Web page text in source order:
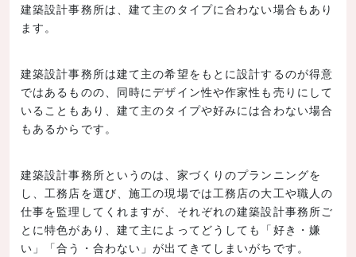
建築設計事務所は、建て主のタイプに合わない場合もあり
ます。
建築設計事務所は建て主の希望をもとに設計するのが得意
ではあるものの、同時にデザイン性や作家性も売りにして
いることもあり、建て主のタイプや好みには合わない場合
もあるからです。
建築設計事務所というのは、家づくりのプランニングを
し、工務店を選び、施工の現場では工務店の大工や職人の
仕事を監理してくれますが、それぞれの建築設計事務所ご
とに特色があり、建て主によってどうしても「好き・嫌
い」「合う・合わない」が出てきてしまいがちです。